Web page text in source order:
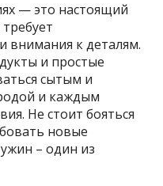
— это настоящий
внимания к деталям.
и простые
сытым и
и каждым
Не стоит бояться
новые
– один из